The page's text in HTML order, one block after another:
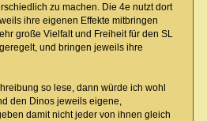
zu machen. Die 4e nutzt dort
ihre eigenen Effekte mitbringen
große Vielfalt und Freiheit für den SL
und bringen jeweils ihre
so lese, dann würde ich wohl
den Dinos jeweils eigene,
damit nicht jeder von ihnen gleich